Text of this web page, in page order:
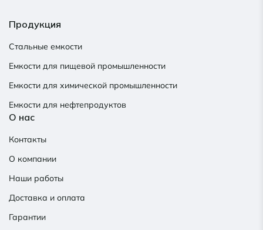
Продукция
Стальные емкости
Емкости для пищевой промышленности
Емкости для химической промышленности
Емкости для нефтепродуктов
О нас
Контакты
О компании
Наши работы
Доставка и оплата
Гарантии